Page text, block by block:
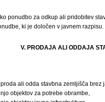
ponudbo za odkup ali pridobitev
ki je določen v javnem
V. PRODAJA ALI ODDAJA
ali odda stavbna zemljišča
objektov za potrebe obrambe,